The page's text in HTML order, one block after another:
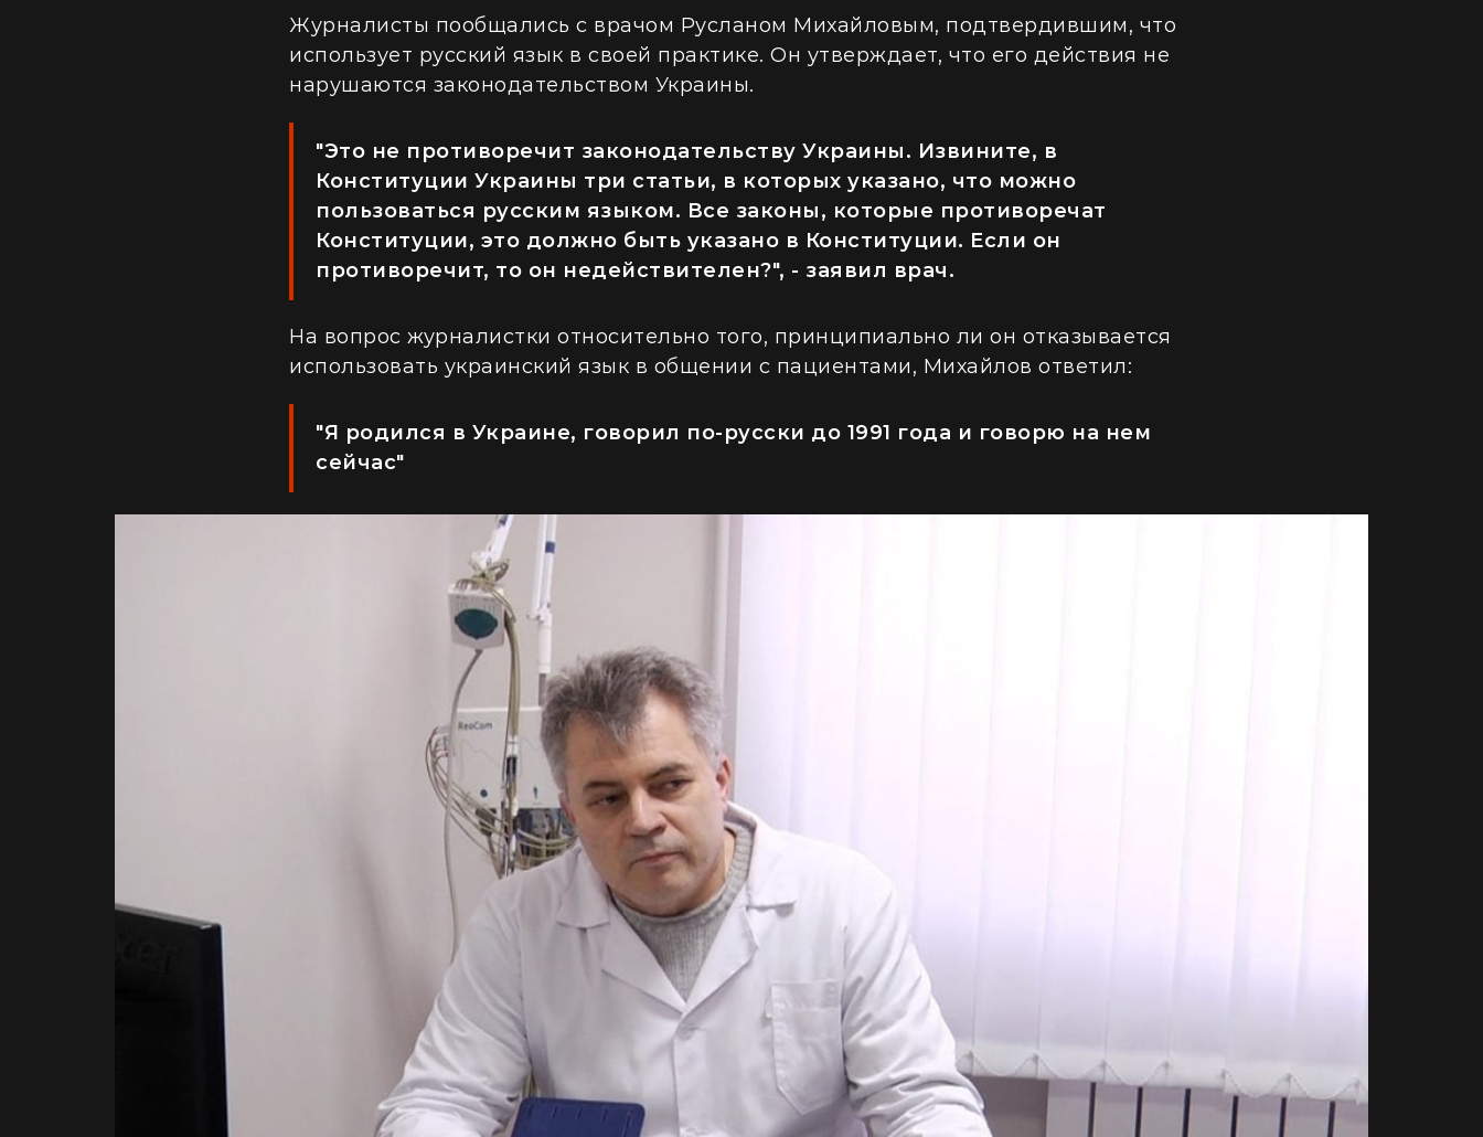
Журналисты пообщались с врачом Русланом Михайловым, подтвердившим, что
использует русский язык в своей практике. Он утверждает, что его действия не
нарушаются законодательством Украины.
"Это не противоречит законодательству Украины. Извините, в
Конституции Украины три статьи, в которых указано, что можно
пользоваться русским языком. Все законы, которые противоречат
Конституции, это должно быть указано в Конституции. Если он
противоречит, то он недействителен?", - заявил врач.
На вопрос журналистки относительно того, принципиально ли он отказывается
использовать украинский язык в общении с пациентами, Михайлов ответил:
"Я родился в Украине, говорил по-русски до 1991 года и говорю на нем
сейчас"